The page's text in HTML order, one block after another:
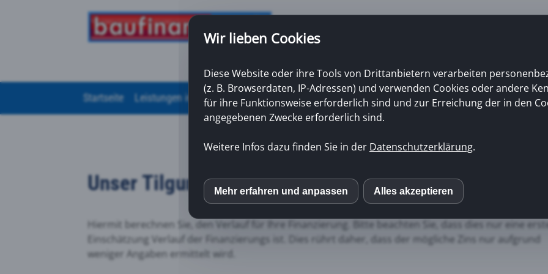
Startseite Leistungen im Überblick Über uns Finanzierungsrechner und Tools Baufi Blog Ablauf
Unser Tilgungsrechner
Hiermit berechnen Sie, den Verlauf für Ihre Finanzierung. Bitte beachten Sie, dass dies nur eine
Einschätzung Verlauf der Finanzierungs ist. Dies rührt daher, dass der mögliche Zins nur aufgrund
weniger Angaben ermittelt wird.
Wir lieben Cookies
Diese Website oder ihre Tools von Drittanbietern verarbeiten
(z. B. Browserdaten, IP-Adressen) und verwenden Cookies oder andere
für ihre Funktionsweise erforderlich sind und zur Erreichung der in den
angegebenen Zwecke erforderlich sind.
Weitere Infos dazu finden Sie in der Datenschutzerklärung.
inCMS
Facebook
Mehr erfahren und anpassen Alles akzeptieren